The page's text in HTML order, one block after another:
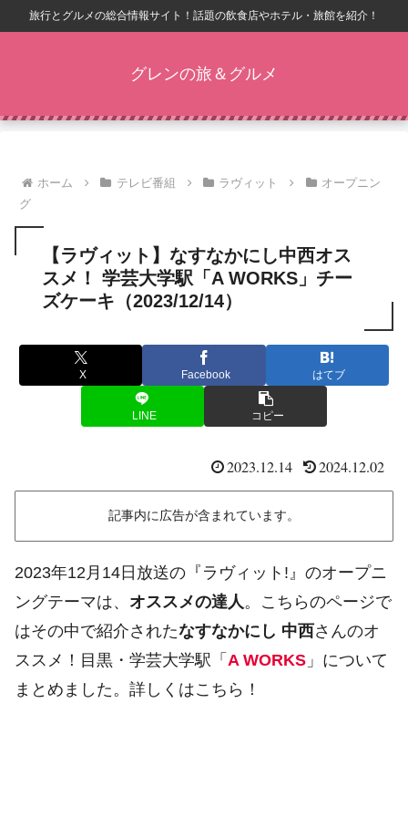
旅行とグルメの総合情報サイト！話題の飲食店やホテル・旅館を紹介！
グレンの旅＆グルメ
ホーム テレビ番組 ラヴィット
オープニン
グ
【ラヴィット】なすなかにし中西オス
スメ！ 学芸大学駅「A WORKS」チー
ズケーキ（2023/12/14）
X Facebook はてブ
LINE コピー
2023.12.14 2024.12.02
記事内に広告が含まれています。
2023年12月14日放送の『ラヴィット!』のオープニ
ングテーマは、 オススメの達人 。こちらのページで
はその中で紹介されたなすなかにし 中西さんのオ
ススメ！目黒・学芸大学駅「 A WORKS 」について
まとめました。詳しくはこちら！